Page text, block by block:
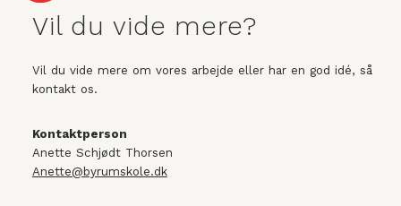
Vil du vide mere?
Vil du vide mere om vores arbejde eller har en god idé, så
kontakt os.
Kontaktperson
Anette Schjødt Thorsen
Anette@byrumskole.dk